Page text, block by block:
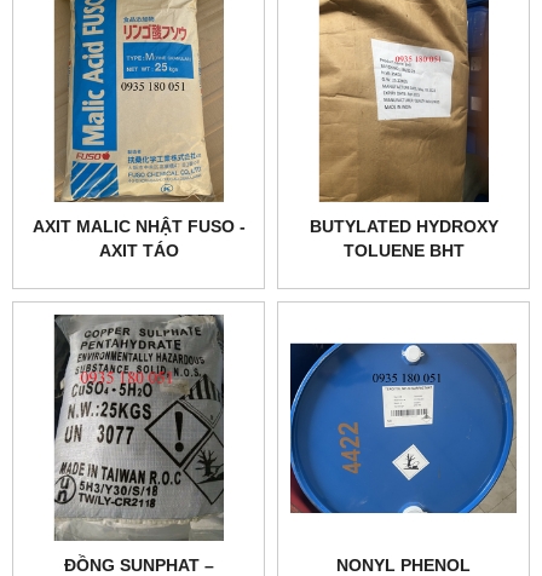
AXIT MALIC NHẬT FUSO -
AXIT TÁO
BUTYLATED HYDROXY
TOLUENE BHT
ĐỒNG SUNPHAT –
NONYL PHENOL